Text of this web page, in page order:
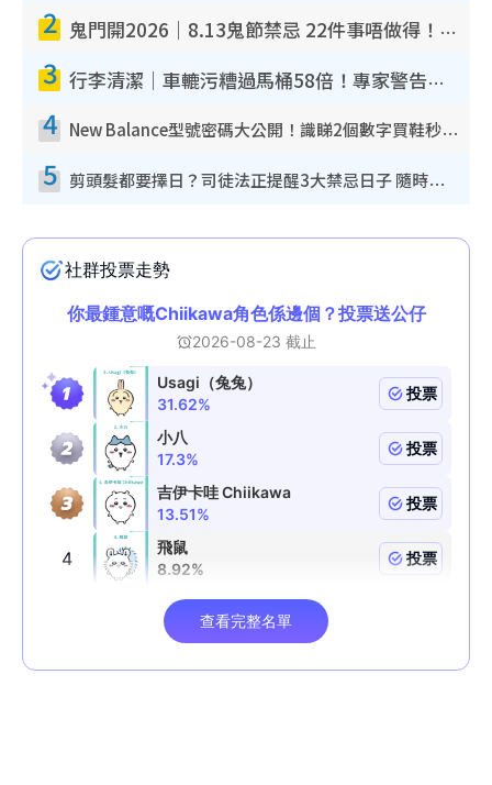
2 鬼門開2026｜8.13鬼節禁忌 22件事唔做得！燒肉、刺身要少食？半夜勿吹口哨/打呢個電話
3 行李清潔｜車轆污糟過馬桶58倍！專家警告忌用酒精抹 教1招免污手除菌
4 New Balance型號密碼大公開！識睇2個數字買鞋秒知功能免中伏 附5大熱門鞋款
5 剪頭髮都要擇日？司徒法正提醒3大禁忌日子 隨時剪走財運！呢日剪髮恐「剪壽命」？